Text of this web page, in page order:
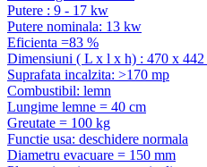
Putere : 9 - 17 kw
Putere nominala: 13 kw
Eficienta =83 %
Dimensiuni ( L x l x h) : 470 x 442
Suprafata incalzita: >170 mp
Combustibil: lemn
Lungime lemne = 40 cm
Greutate = 100 kg
Functie usa: deschidere normala
Diametru evacuare = 150 mm